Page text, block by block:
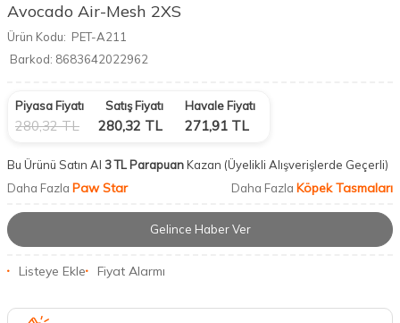
Avocado Air-Mesh 2XS
Ürün Kodu: PET-A211
Barkod: 8683642022962
Piyasa Fiyatı
280,32TL
Satış Fiyatı
280,32 TL
Havale Fiyatı
271,91 TL
Bu Ürünü Satın Al 3 TL ParapuanKazan (Üyelikli Alışverişlerde Geçerli)
Daha Fazla Paw Star Daha Fazla Köpek Tasmaları
Gelince Haber Ver
Listeye Ekle Fiyat Alarmı